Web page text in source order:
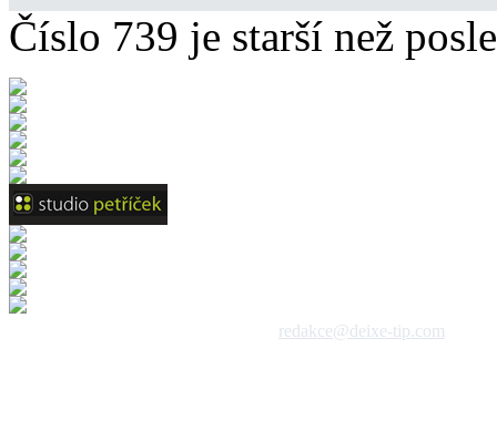
Číslo 739 je starší než
redakce@deixe-tip.com